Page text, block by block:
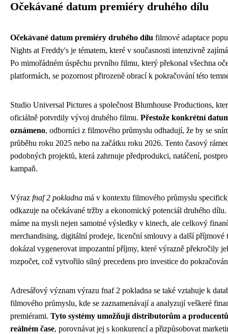
Očekávané datum premiéry druhého dílu
Očekávané datum premiéry druhého dílu filmové adaptace
Nights at Freddy's je tématem, které v současnosti intenzivně
Po mimořádném úspěchu prvního filmu, který překonal všechna
platformách, se pozornost přirozeně obrací k pokračování této
Studio Universal Pictures a společnost Blumhouse Productions,
oficiálně potvrdily vývoj druhého filmu. Přestože konkrétní
oznámeno, odborníci z filmového průmyslu odhadují, že by se
průběhu roku 2025 nebo na začátku roku 2026. Tento časový
podobných projektů, která zahrnuje předprodukci, natáčení,
kampaň.
Výraz fnaf 2 pokladna má v kontextu filmového průmyslu
odkazuje na očekávané tržby a ekonomický potenciál druhého
máme na mysli nejen samotné výsledky v kinech, ale celkový
merchandising, digitální prodeje, licenční smlouvy a další
dokázal vygenerovat impozantní příjmy, které výrazně překročily
rozpočet, což vytvořilo silný precedens pro investice do
Adresářový význam výrazu fnaf 2 pokladna se také vztahuje k
filmového průmyslu, kde se zaznamenávají a analyzují veškeré
premiérami. Tyto systémy umožňují distributorům a
reálném čase, porovnávat jej s konkurencí a přizpůsobovat